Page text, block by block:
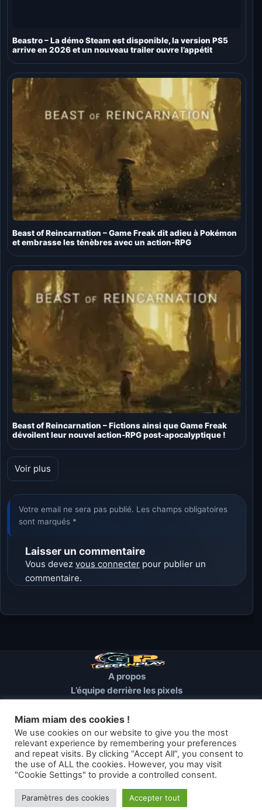
Beastro – La démo Steam est disponible, la version PS5
arrive en 2026 et un nouveau trailer ouvre l’appétit
Beast of Reincarnation – Game Freak dit adieu à Pokémon
et embrasse les ténèbres avec un action-RPG
Beast of Reincarnation – Fictions ainsi que Game Freak
dévoilent leur nouvel action-RPG post-apocalyptique !
Voir plus
Votre email ne sera pas publié. Les champs obligatoires
sont marqués *
Laisser un commentaire
Vous devezvous connecter pour publier un
commentaire.
A propos
L’équipe derrière les pixels
Mentions Légales
Cookies et autres traceurs
© 2026 GEEKNPLAY — Tous droits réservés
Les articles de geeknplay.fr sont mis à disposition selon les termes
de la licence Creative Commons
Miam miam des cookies !
We use cookies on our website to give you the most
relevant experience by remembering your preferences
and repeat visits. By clicking “Accept All”, you consent to
the use of ALL the cookies. However, you may visit
"Cookie Settings" to provide a controlled consent.
Paramètres des cookies Accepter tout